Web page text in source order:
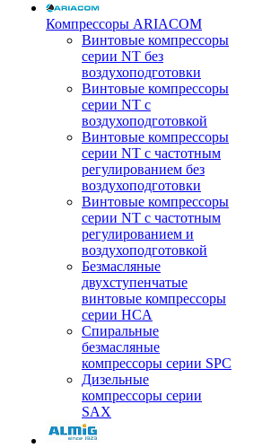
Компрессоры ARIACOM
Винтовые компрессоры
серии NT без
воздухоподготовки
Винтовые компрессоры
серии NT c
воздухоподготовкой
Винтовые компрессоры
серии NT с частотным
регулированием без
воздухоподготовки
Винтовые компрессоры
серии NT с частотным
регулированием и
воздухоподготовкой
Безмасляные
двухступенчатые
винтовые компрессоры
серии HCA
Спиральные
безмасляные
компрессоры серии SPC
Дизельные
компрессоры серии
SAX